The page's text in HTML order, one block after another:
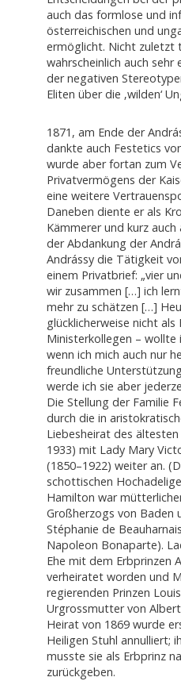
auch das formlose und
österreichischen und
ermöglicht. Nicht zuletzt
wahrscheinlich auch sehr
der negativen
Eliten über die ‚wilden‘
1871, am Ende der
dankte auch Festetics
wurde aber fortan zum
Privatvermögens der
eine weitere
Daneben diente er als
Kämmerer und kurz
der Abdankung der
Andrássy die Tätigkeit
einem Privatbrief: „vier
wir zusammen […] ich
mehr zu schätzen […]
glücklicherweise nicht als
Ministerkollegen – wollte
wenn ich mich auch nur
freundliche
werde ich sie aber
Die Stellung der Familie
durch die in
Liebesheirat des
1933) mit Lady Mary
(1850–1922) weiter an.
schottischen
Hamilton war
Großherzogs von Baden
Stéphanie de
Napoleon Bonaparte).
Ehe mit dem Erbprinzen
verheiratet worden und
regierenden Prinzen
Urgrossmutter von
Heirat von 1869 wurde
Heiligen Stuhl annulliert;
musste sie als Erbprinz
zurückgeben.